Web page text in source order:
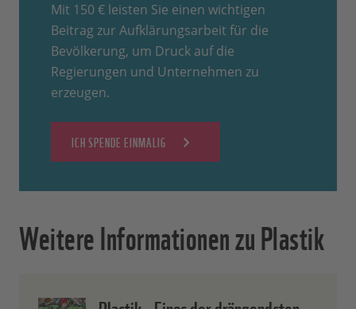
Mit 150 € leisten Sie einen wichtigen
Beitrag zur Aufklärungsarbeit für die
Bevölkerung, um Druck auf die
Regierungen und Unternehmen zu
erzeugen.
ICH SPENDE EINMALIG
Weitere Informationen zu Plastik